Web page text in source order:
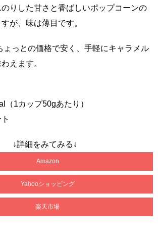
りした甘さと香ばしいポップコーンの
が、味は薄目です。
ょっとの価格で安く、手軽にキャラメル
えます。
（1カップ50gあたり）
↓詳細をみてみる↓
Amazon
Yahooショッピング
楽天市場